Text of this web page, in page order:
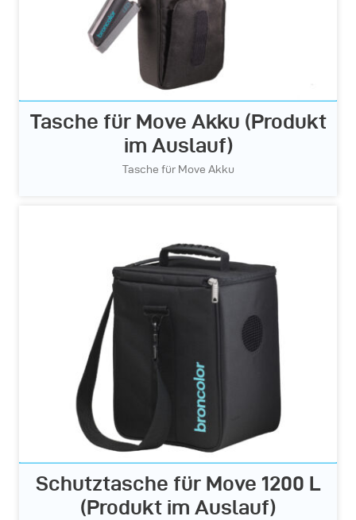
Tasche für Move Akku (Produkt
im Auslauf)
Tasche für Move Akku
Schutztasche für Move 1200 L
(Produkt im Auslauf)